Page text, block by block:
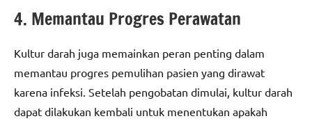
4. Memantau Progres Perawatan
Kultur darah juga memainkan peran penting dalam
memantau progres pemulihan pasien yang dirawat
karena infeksi. Setelah pengobatan dimulai, kultur darah
dapat dilakukan kembali untuk menentukan apakah